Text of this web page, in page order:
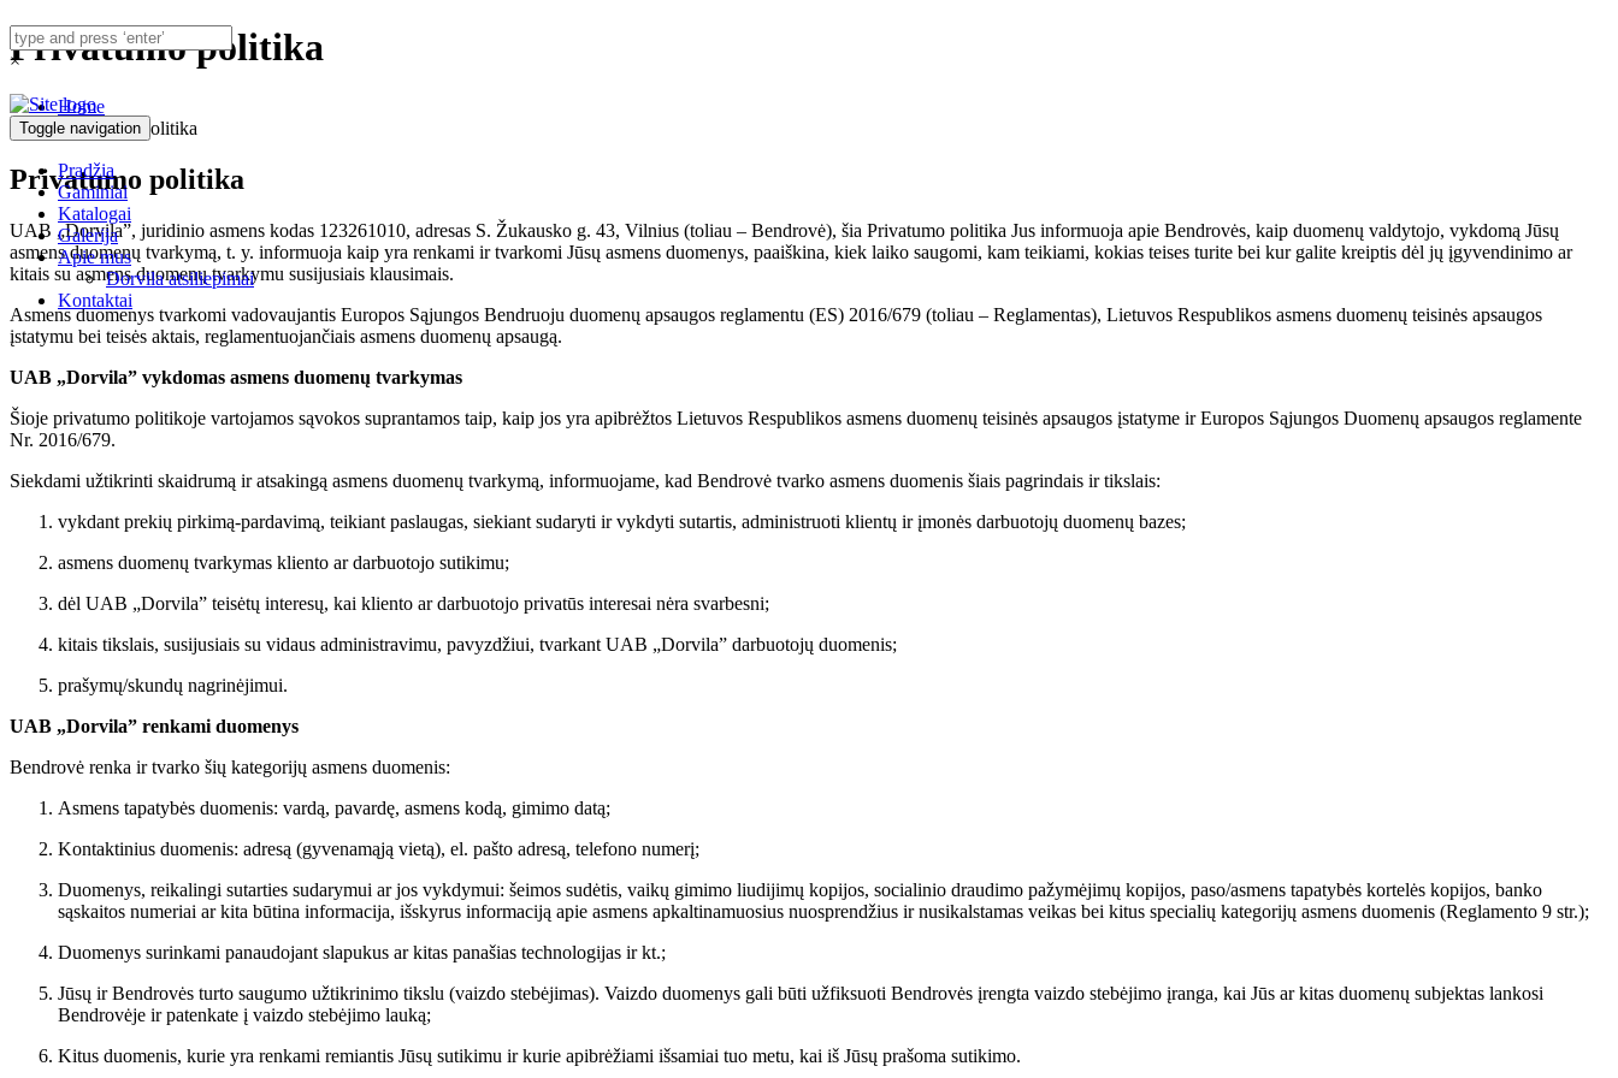
×
Toggle navigation
Pradžia
Gaminiai
Katalogai
Galerija
Apie mus
Dorvila atsiliepimai
Kontaktai
Privatumo politika
Home
Privatumo politika
Privatumo politika
UAB „Dorvila”, juridinio asmens kodas 123261010, adresas S. Žukausko g. 43, Vilnius (toliau – Bendrovė), šia Privatumo politika Jus informuoja apie Bendrovės, kaip duomenų valdytojo, vykdomą Jūsų
asmens duomenų tvarkymą, t. y. informuoja kaip yra renkami ir tvarkomi Jūsų asmens duomenys, paaiškina, kiek laiko saugomi, kam teikiami, kokias teises turite bei kur galite kreiptis dėl jų įgyvendinimo ar
kitais su asmens duomenų tvarkymu susijusiais klausimais.
Asmens duomenys tvarkomi vadovaujantis Europos Sąjungos Bendruoju duomenų apsaugos reglamentu (ES) 2016/679 (toliau – Reglamentas), Lietuvos Respublikos asmens duomenų teisinės apsaugos
įstatymu bei teisės aktais, reglamentuojančiais asmens duomenų apsaugą.
UAB „Dorvila” vykdomas asmens duomenų tvarkymas
Šioje privatumo politikoje vartojamos sąvokos suprantamos taip, kaip jos yra apibrėžtos Lietuvos Respublikos asmens duomenų teisinės apsaugos įstatyme ir Europos Sąjungos Duomenų apsaugos reglamente
Nr. 2016/679.
Siekdami užtikrinti skaidrumą ir atsakingą asmens duomenų tvarkymą, informuojame, kad Bendrovė tvarko asmens duomenis šiais pagrindais ir tikslais:
vykdant prekių pirkimą-pardavimą, teikiant paslaugas, siekiant sudaryti ir vykdyti sutartis, administruoti klientų ir įmonės darbuotojų duomenų bazes;
asmens duomenų tvarkymas kliento ar darbuotojo sutikimu;
dėl UAB „Dorvila” teisėtų interesų, kai kliento ar darbuotojo privatūs interesai nėra svarbesni;
kitais tikslais, susijusiais su vidaus administravimu, pavyzdžiui, tvarkant UAB „Dorvila” darbuotojų duomenis;
prašymų/skundų nagrinėjimui.
UAB „Dorvila” renkami duomenys
Bendrovė renka ir tvarko šių kategorijų asmens duomenis:
Asmens tapatybės duomenis: vardą, pavardę, asmens kodą, gimimo datą;
Kontaktinius duomenis: adresą (gyvenamąją vietą), el. pašto adresą, telefono numerį;
Duomenys, reikalingi sutarties sudarymui ar jos vykdymui: šeimos sudėtis, vaikų gimimo liudijimų kopijos, socialinio draudimo pažymėjimų kopijos, paso/asmens tapatybės kortelės kopijos, banko
sąskaitos numeriai ar kita būtina informacija, išskyrus informaciją apie asmens apkaltinamuosius nuosprendžius ir nusikalstamas veikas bei kitus specialių kategorijų asmens duomenis (Reglamento 9 str.);
Duomenys surinkami panaudojant slapukus ar kitas panašias technologijas ir kt.;
Jūsų ir Bendrovės turto saugumo užtikrinimo tikslu (vaizdo stebėjimas). Vaizdo duomenys gali būti užfiksuoti Bendrovės įrengta vaizdo stebėjimo įranga, kai Jūs ar kitas duomenų subjektas lankosi
Bendrovėje ir patenkate į vaizdo stebėjimo lauką;
Kitus duomenis, kurie yra renkami remiantis Jūsų sutikimu ir kurie apibrėžiami išsamiai tuo metu, kai iš Jūsų prašoma sutikimo.